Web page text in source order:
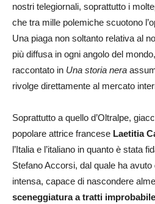
nostri telegiornali, soprattutto i
che tra mille polemiche scuotono
Una piaga non soltanto relativa al
più diffusa in ogni angolo del
raccontato in Una storia nera
rivolge direttamente al mercato
Soprattutto a quello d’Oltralpe,
popolare attrice francese Laetitia
l’Italia e l’italiano in quanto è stata
Stefano Accorsi, dal quale ha avuto
intensa, capace di nascondere
sceneggiatura a tratti improbabile